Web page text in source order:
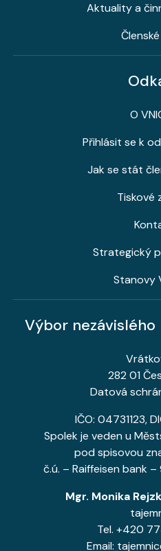
Aktuality a
O
Přihlásit se k
Jak se stát
Tiskové
Strategický
Stanovy
Výbor nezávislého
282 01
Datová
IČO: 04731123,
Spolek je veden u
pod spisovou
č.ú. – Raiffeisen bank
Mgr. Monika
Tel. +420
Email: